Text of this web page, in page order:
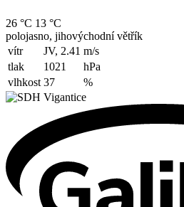
26 °C 13 °C
polojasno, jihovýchodní větřík
vítr
JV, 2.41 m/s
tlak
1021
hPa
vlhkost 37 %